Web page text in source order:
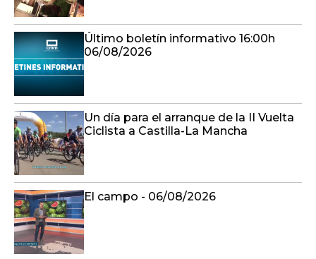
Último boletín informativo 16:00h
06/08/2026
Un día para el arranque de la II Vuelta
Ciclista a Castilla-La Mancha
El campo - 06/08/2026